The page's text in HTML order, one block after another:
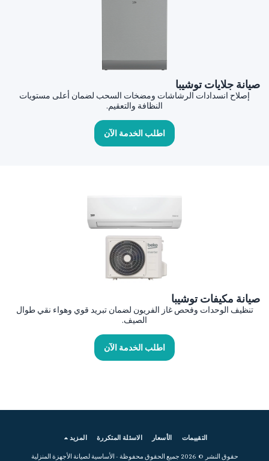
صيانة جلايات توشيبا
إصلاح انسدادات الرشاشات ومضخات السحب لضمان أعلى مستويات
النظافة والتعقيم.
اطلب الخدمة الآن
صيانة مكيفات توشيبا
تنظيف الوحدات وفحص غاز الفريون لضمان تبريد قوي وهواء نقي طوال
الصيف.
اطلب الخدمة الآن
التقييمات الأسعار الاسئلة المتكررة المزيد
حقوق النشر © 2026 جميع الحقوق محفوظة - الأساسية لصيانة الأجهزة المنزلية